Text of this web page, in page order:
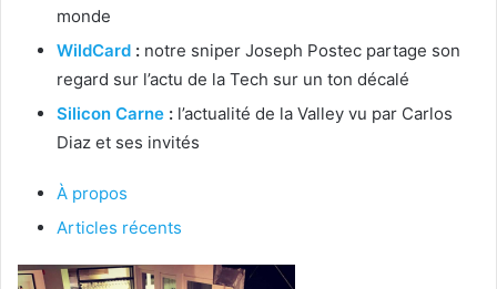
monde
WildCard : notre sniper Joseph Postec partage son
regard sur l’actu de la Tech sur un ton décalé
Silicon Carne : l’actualité de la Valley vu par Carlos
Diaz et ses invités
À propos
Articles récents